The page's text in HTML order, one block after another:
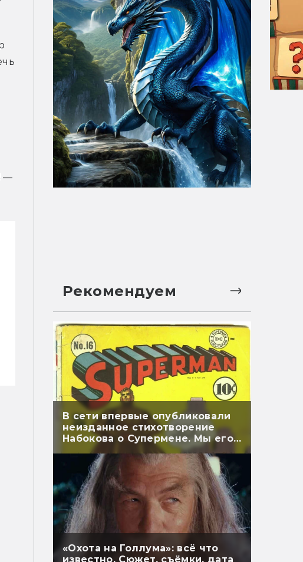
—
Рекомендуем
В сети впервые опубликовали
неизданное стихотворение
Набокова о Супермене. Мы его
перевели
«Охота на Голлума»: всё что
известно. Сюжет, съёмки, дата